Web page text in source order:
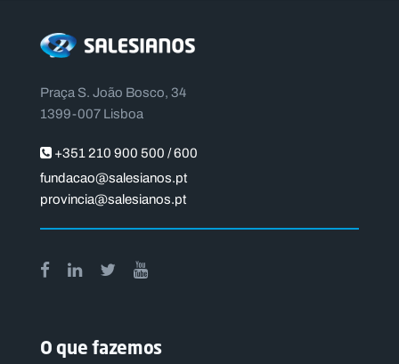
Praça S. João Bosco, 34
1399-007 Lisboa
+351 210 900 500 / 600
fundacao@salesianos.pt
provincia@salesianos.pt
O que fazemos